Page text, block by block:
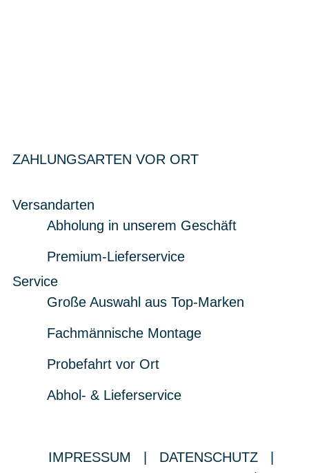
ZAHLUNGSARTEN VOR ORT
Versandarten
Abholung in unserem Geschäft
Premium-Lieferservice
Service
Große Auswahl aus Top-Marken
Fachmännische Montage
Probefahrt vor Ort
Abhol- & Lieferservice
IMPRESSUM DATENSCHUTZ